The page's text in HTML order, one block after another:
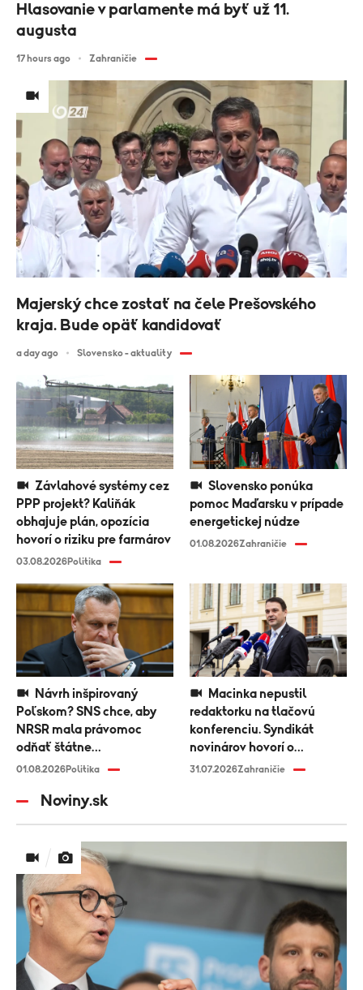
Hlasovanie v parlamente má byť už 11.
augusta
17 hours ago Zahraničie
Majerský chce zostať na čele Prešovského
kraja. Bude opäť kandidovať
a day ago Slovensko - aktuality
PPP projekt? Kaliňák
obhajuje plán, opozícia
hovorí o riziku pre farmárov
03.08.2026Politika
pomoc Maďarsku v prípade
energetickej núdze
01.08.2026Zahraničie
Poľskom? SNS chce, aby
NRSR mala právomoc
odňať štátne
vyznamenanie
01.08.2026Politika
redaktorku na tlačovú
konferenciu. Syndikát
novinárov hovorí o
diskriminácii médií
31.07.2026Zahraničie
Noviny.sk